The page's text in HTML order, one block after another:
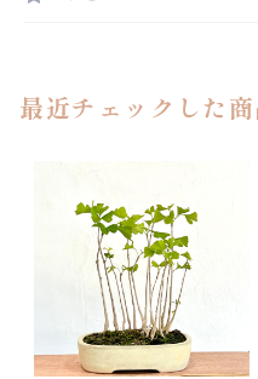
最近チェックした商